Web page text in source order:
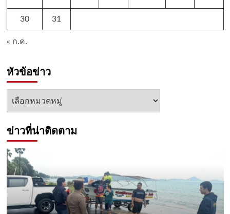
30 31
« ก.ค.
หัวข้อข่าว
หัวข้อ
ข่าวที่น่าติดตาม